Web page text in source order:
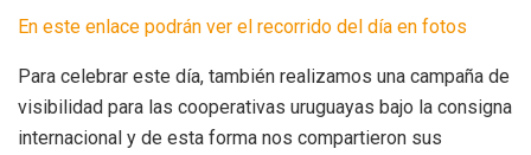
En este enlace podrán ver el recorrido del día en fotos
Para celebrar este día, también realizamos una campaña de
visibilidad para las cooperativas uruguayas bajo la consigna
internacional y de esta forma nos compartieron sus